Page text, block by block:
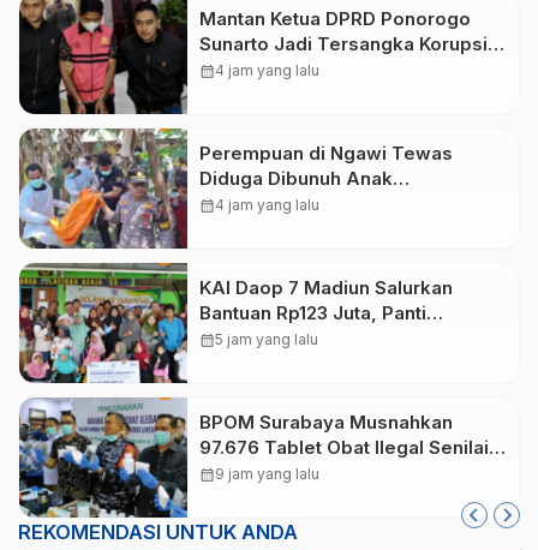
Mantan Ketua DPRD Ponorogo
Sunarto Jadi Tersangka Korupsi
Tunjangan Perumahan
calendar_month4 jam yang lalu
Perempuan di Ngawi Tewas
Diduga Dibunuh Anak
Kandungnya yang mengalami
calendar_month4 jam yang lalu
KAI Daop 7 Madiun Salurkan
Bantuan Rp123 Juta, Panti
Disabilitas hingga Reog Ponorogo
calendar_month5 jam yang lalu
BPOM Surabaya Musnahkan
97.676 Tablet Obat Ilegal Senilai
Rp540 Juta, Cegah
Pelajar
calendar_month9 jam yang lalu
REKOMENDASI UNTUK ANDA